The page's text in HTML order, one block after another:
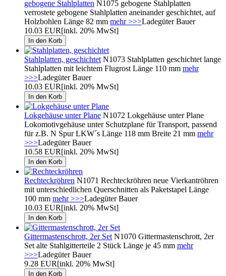
gebogene Stahlplatten N1075 gebogene Stahlplatten
verrostete gebogene Stahlplatten aneinander geschichtet, auf
Holzbohlen Länge 82 mm mehr >>>Ladegüter Bauer
10.03 EUR[inkl. 20% MwSt]
Stahlplatten, geschichtet N1073 Stahlplatten geschichtet lange
Stahlplatten mit leichtem Flugrost Länge 110 mm mehr
>>>Ladegüter Bauer
10.03 EUR[inkl. 20% MwSt]
Lokgehäuse unter Plane N1072 Lokgehäuse unter Plane
Lokomotivgehäuse unter Schutzplane für Transport, passend
für z.B. N Spur LKW´s Länge 118 mm Breite 21 mm mehr
>>>Ladegüter Bauer
10.58 EUR[inkl. 20% MwSt]
Rechteckröhren N1071 Rechteckröhren neue Vierkantröhren
mit unterschiedlichen Querschnitten als Paketstapel Länge
100 mm mehr >>>Ladegüter Bauer
10.03 EUR[inkl. 20% MwSt]
Gittermastenschrott, 2er Set N1070 Gittermastenschrott, 2er
Set alte Stahlgitterteile 2 Stück Länge je 45 mm mehr
>>>Ladegüter Bauer
9.28 EUR[inkl. 20% MwSt]